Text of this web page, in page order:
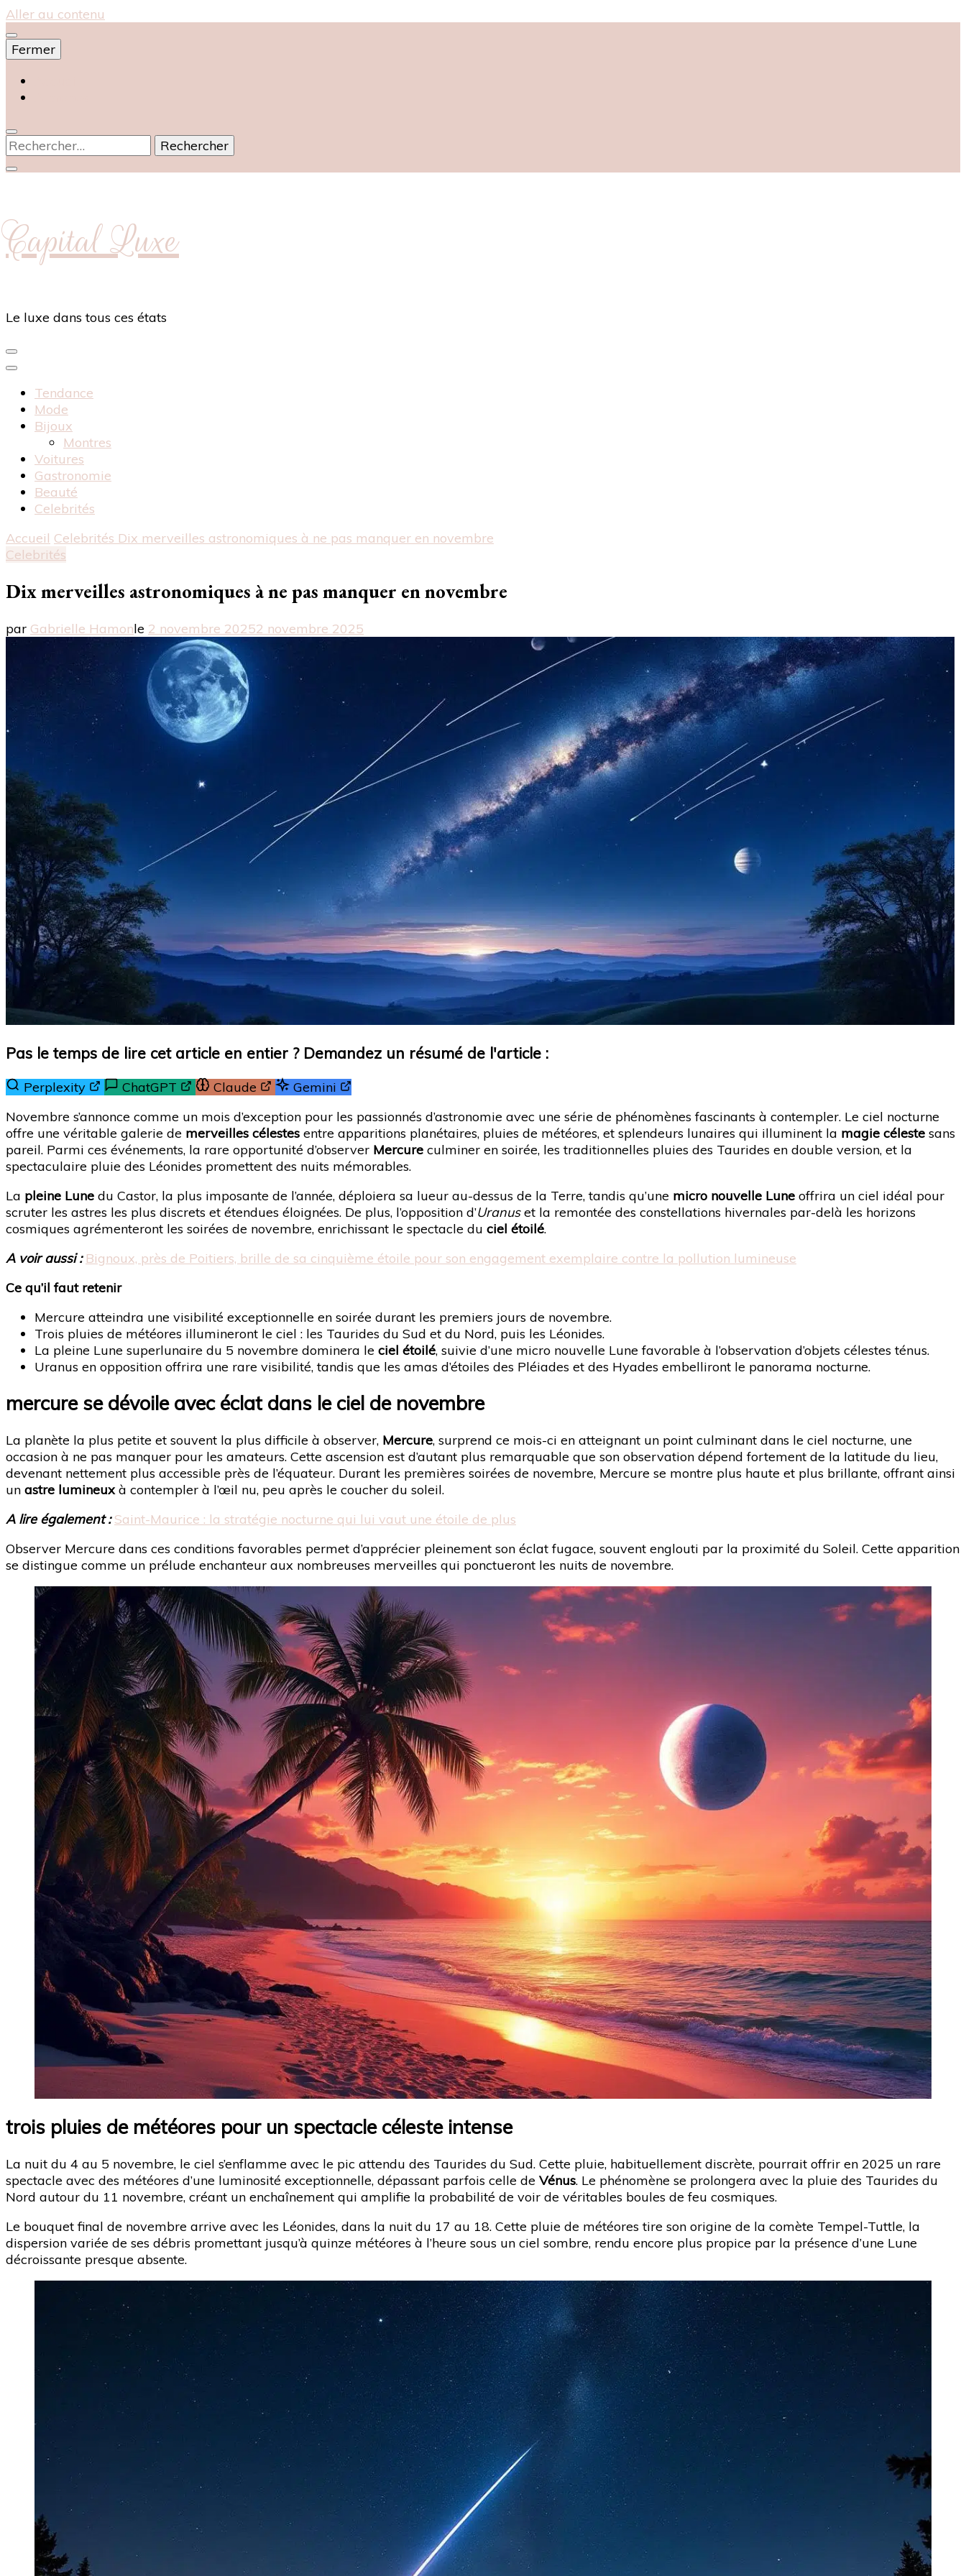
Aller au contenu
Fermer
Rechercher :
Capital Luxe
Le luxe dans tous ces états
Tendance
Mode
Bijoux
Montres
Voitures
Gastronomie
Beauté
Celebrités
Accueil Celebrités Dix merveilles astronomiques à ne pas manquer en novembre
Celebrités
Dix merveilles astronomiques à ne pas manquer en novembre
par Gabrielle Hamonle 2 novembre 20252 novembre 2025
Pas le temps de lire cet article en entier ? Demandez un résumé de l'article :
Perplexity ChatGPT Claude
Gemini
Novembre s’annonce comme un mois d’exception pour les passionnés d’astronomie avec une série de phénomènes fascinants à contempler. Le ciel nocturne
offre une véritable galerie de merveilles célestes entre apparitions planétaires, pluies de météores, et splendeurs lunaires qui illuminent la magie céleste sans
pareil. Parmi ces événements, la rare opportunité d’observer Mercure culminer en soirée, les traditionnelles pluies des Taurides en double version, et la
spectaculaire pluie des Léonides promettent des nuits mémorables.
La pleine Lune du Castor, la plus imposante de l’année, déploiera sa lueur au-dessus de la Terre, tandis qu’une micro nouvelle Lune offrira un ciel idéal pour
scruter les astres les plus discrets et étendues éloignées. De plus, l’opposition d’Uranuset la remontée des constellations hivernales par-delà les horizons
cosmiques agrémenteront les soirées de novembre, enrichissant le spectacle du ciel étoilé.
A voir aussi : Bignoux, près de Poitiers, brille de sa cinquième étoile pour son engagement exemplaire contre la pollution lumineuse
Ce qu’il faut retenir
Mercure atteindra une visibilité exceptionnelle en soirée durant les premiers jours de novembre.
Trois pluies de météores illumineront le ciel : les Taurides du Sud et du Nord, puis les Léonides.
La pleine Lune superlunaire du 5 novembre dominera le ciel étoilé, suivie d’une micro nouvelle Lune favorable à l’observation d’objets célestes ténus.
Uranus en opposition offrira une rare visibilité, tandis que les amas d’étoiles des Pléiades et des Hyades embelliront le panorama nocturne.
mercure se dévoile avec éclat dans le ciel de novembre
La planète la plus petite et souvent la plus difficile à observer, Mercure, surprend ce mois-ci en atteignant un point culminant dans le ciel nocturne, une
occasion à ne pas manquer pour les amateurs. Cette ascension est d’autant plus remarquable que son observation dépend fortement de la latitude du lieu,
devenant nettement plus accessible près de l’équateur. Durant les premières soirées de novembre, Mercure se montre plus haute et plus brillante, offrant ainsi
un astre lumineuxà contempler à l’œil nu, peu après le coucher du soleil.
A lire également : Saint-Maurice : la stratégie nocturne qui lui vaut une étoile de plus
Observer Mercure dans ces conditions favorables permet d’apprécier pleinement son éclat fugace, souvent englouti par la proximité du Soleil. Cette apparition
se distingue comme un prélude enchanteur aux nombreuses merveilles qui ponctueront les nuits de novembre.
trois pluies de météores pour un spectacle céleste intense
La nuit du 4 au 5 novembre, le ciel s’enflamme avec le pic attendu des Taurides du Sud. Cette pluie, habituellement discrète, pourrait offrir en 2025 un rare
spectacle avec des météores d’une luminosité exceptionnelle, dépassant parfois celle de Vénus. Le phénomène se prolongera avec la pluie des Taurides du
Nord autour du 11 novembre, créant un enchaînement qui amplifie la probabilité de voir de véritables boules de feu cosmiques.
Le bouquet final de novembre arrive avec les Léonides, dans la nuit du 17 au 18. Cette pluie de météores tire son origine de la comète Tempel-Tuttle, la
dispersion variée de ses débris promettant jusqu’à quinze météores à l’heure sous un ciel sombre, rendu encore plus propice par la présence d’une Lune
décroissante presque absente.